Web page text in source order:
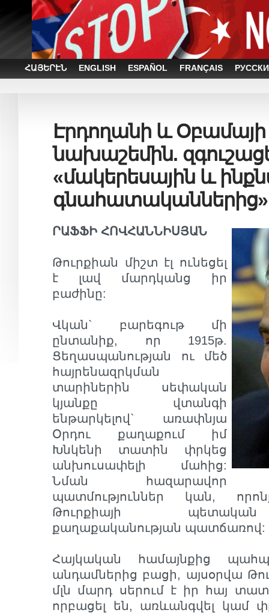
ՀԱՅԵՐԷՆ ENGLISH ESPAÑOL FRANÇAIS
Էրդողանի և
նախաշեմին.
«մակերեսային և
գնահատականներից»
ՐԱՖՖԻ ՀՈՎՀԱՆՆԻՍՅԱՆ
Թուրքիան միշտ էլ ունեցել
է լավ մարդկանց իր
բաժինը:
Վկան` բարեգութ մի
ընտանիք, որ 1915թ.
Ցեղասպանության ու մեծ
հայրենազրկման
տարիներին սեփական
կյանքը վտանգի
ենթարկելով` առափնյա
Օրդու քաղաքում իմ
Խնկենի տատին փրկեց
անխուսափելի մահից:
Նման հազարավոր
պատմություններ կան,
Թուրքիայի
քաղաքականության պատճառով:
Հայկական համայնքից
անդամներից բացի, այսօրվա
մլն մարդ սերում է իր հայ
որբացել են, առևանգվել կամ